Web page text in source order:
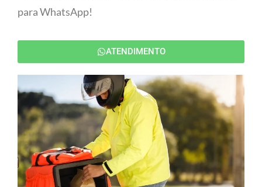
para WhatsApp!
ATENDIMENTO